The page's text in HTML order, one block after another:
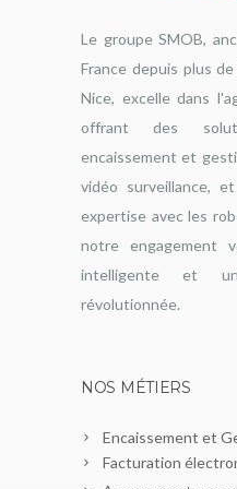
Le groupe SMOB,
France depuis plus
Nice, excelle dans
offrant des
encaissement et
vidéo surveillance,
expertise avec les
notre engagement
intelligente et
révolutionnée.
NOS MÉTIERS
Encaissement et
Facturation